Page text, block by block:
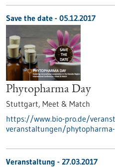
Save the date - 05.12.2017
Phytopharma Day
Stuttgart, Meet & Match
https://www.bio-pro.de/
veranstaltungen/
Veranstaltung - 27.03.2017